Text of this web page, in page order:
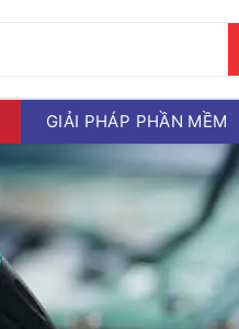
GIẢI PHÁP PHẦN MỀM